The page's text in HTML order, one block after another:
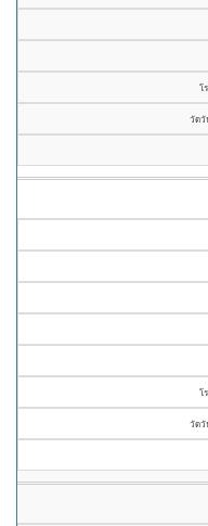
โ
วัดวั
โ
วัดวั